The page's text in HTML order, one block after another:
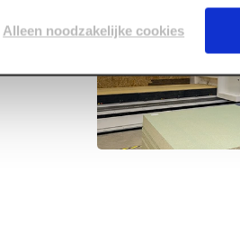
Alleen noodzakelijke cookies